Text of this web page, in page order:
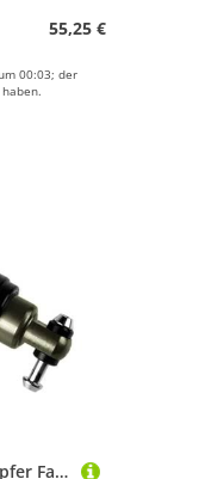
55,25 €
00:03; der
HEZHANG Fahrrad DäMpfer Fahrrad Ölfeder Stoßdämpfer 125mm * 850bl 150mm 1000bl Hinten Elektrofahrrad Schneemobil Straße Berg(185x750)